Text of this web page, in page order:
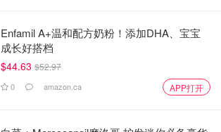
Enfamil A+温和配方奶粉！添加DHA、宝宝
成长好搭档
$44.63 $52.97
0 amazon.ca APP打开